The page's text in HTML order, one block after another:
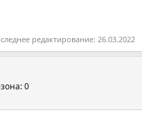
редактирование: 26.03.2022
0